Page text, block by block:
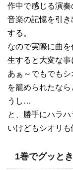
作中で感じる演
音楽の記憶を引
する。
なので実際に曲
生すると大変な事
あぁ～でもでも
を籠められたな
うし…
と、勝手にハラ
いけどもシオリも
1巻でグッと